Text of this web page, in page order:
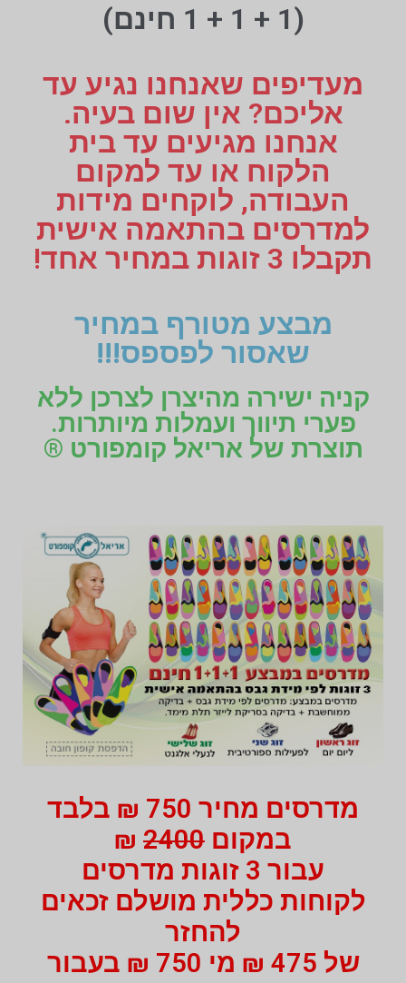
(1 + 1 + 1 חינם)
מעדיפים שאנחנו נגיע עד
אליכם? אין שום בעיה.
אנחנו מגיעים עד בית
הלקוח או עד למקום
העבודה, לוקחים מידות
למדרסים בהתאמה אישית
תקבלו 3 זוגות במחיר אחד!
מבצע מטורף במחיר
שאסור לפספס!!!
קניה ישירה מהיצרן לצרכן ללא
פערי תיווך ועמלות מיותרות.
תוצרת של אריאל קומפורט ®
מדרסים מחיר 750 ₪ בלבד
במקום 2400
₪
עבור 3 זוגות מדרסים
לקוחות כללית מושלם זכאים
להחזר
של 475 ₪ מי 750 ₪ בעבור